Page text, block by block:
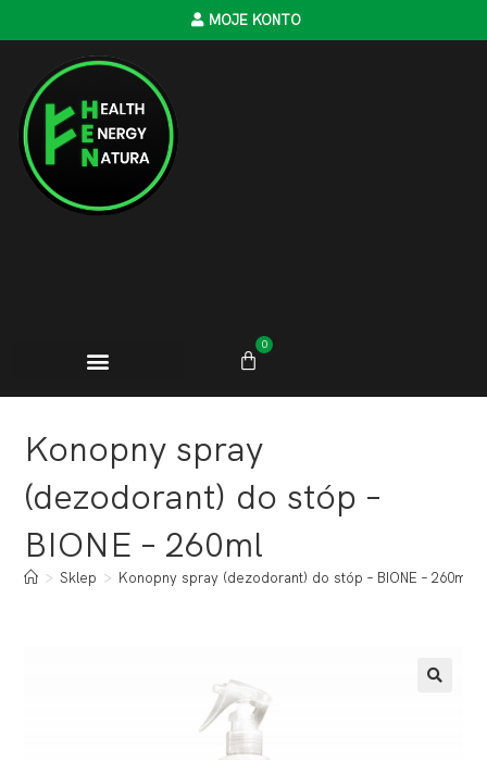
MOJE KONTO
0
Konopny spray
(dezodorant) do stóp –
BIONE – 260ml
> Sklep > Konopny spray (dezodorant) do stóp – BIONE – 260ml